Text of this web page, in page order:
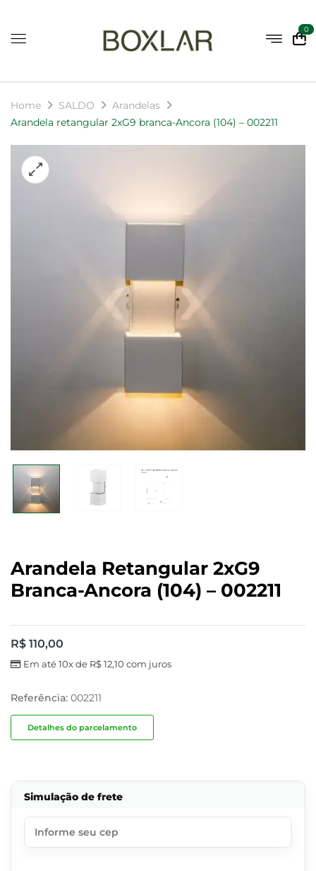
0
Home SALDO
Arandelas
Arandela retangular 2xG9 branca-Ancora (104) – 002211
Arandela Retangular 2xG9
Branca-Ancora (104) – 002211
R$ 110,00
Em até 10x de R$12,10 com juros
Referência: 002211
Detalhes do parcelamento
Simulação de frete